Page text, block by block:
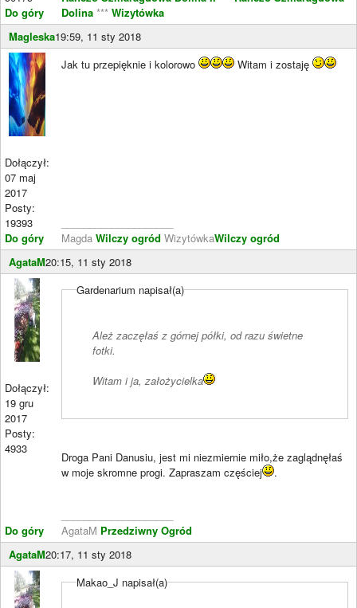
Do góry
Dolina *** Wizytówka
Magleska19:59, 11 sty 2018
Dołączył:
07 maj
2017
Posty:
19393
Do góry
Jak tu przepięknie i kolorowo Witam i zostaję
Magda Wilczy ogród WizytówkaWilczy ogród
AgataM20:15, 11 sty 2018
Dołączył:
19 gru
2017
Posty:
4933
Do góry
Gardenarium napisał(a)
Ależ zaczęłaś z górnej półki, od razu świetne
fotki.
Witam i ja, założycielka
Droga Pani Danusiu, jest mi niezmiernie miło,że zaglądnęłaś
w moje skromne progi. Zapraszam częściej
.
AgataM Przedziwny Ogród
AgataM20:17, 11 sty 2018
Makao_J napisał(a)